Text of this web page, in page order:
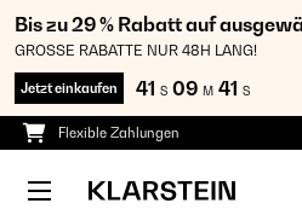
Bis zu 29 % Rabatt auf
GROSSE RABATTE NUR 48H LANG!
Jetzt einkaufen 41 S 09 M 40 S
Flexible Zahlungen